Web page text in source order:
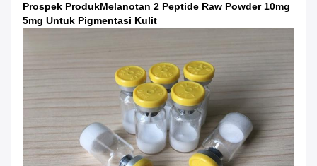
Prospek ProdukMelanotan 2 Peptide Raw Powder 10mg
5mg Untuk Pigmentasi Kulit